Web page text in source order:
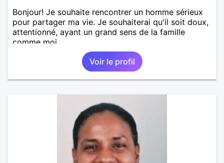
Bonjour! Je souhaite rencontrer un homme sérieux
pour partager ma vie. Je souhaiterai qu'il soit doux,
attentionné, ayant un grand sens de la famille
comme moi.
Voir le profil